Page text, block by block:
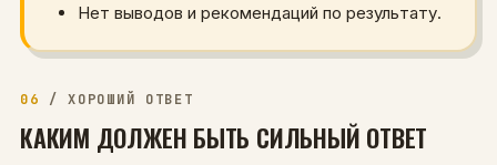
Нет выводов и рекомендаций по результату.
06 /ХОРОШИЙ ОТВЕТ
КАКИМ ДОЛЖЕН БЫТЬ СИЛЬНЫЙ ОТВЕТ